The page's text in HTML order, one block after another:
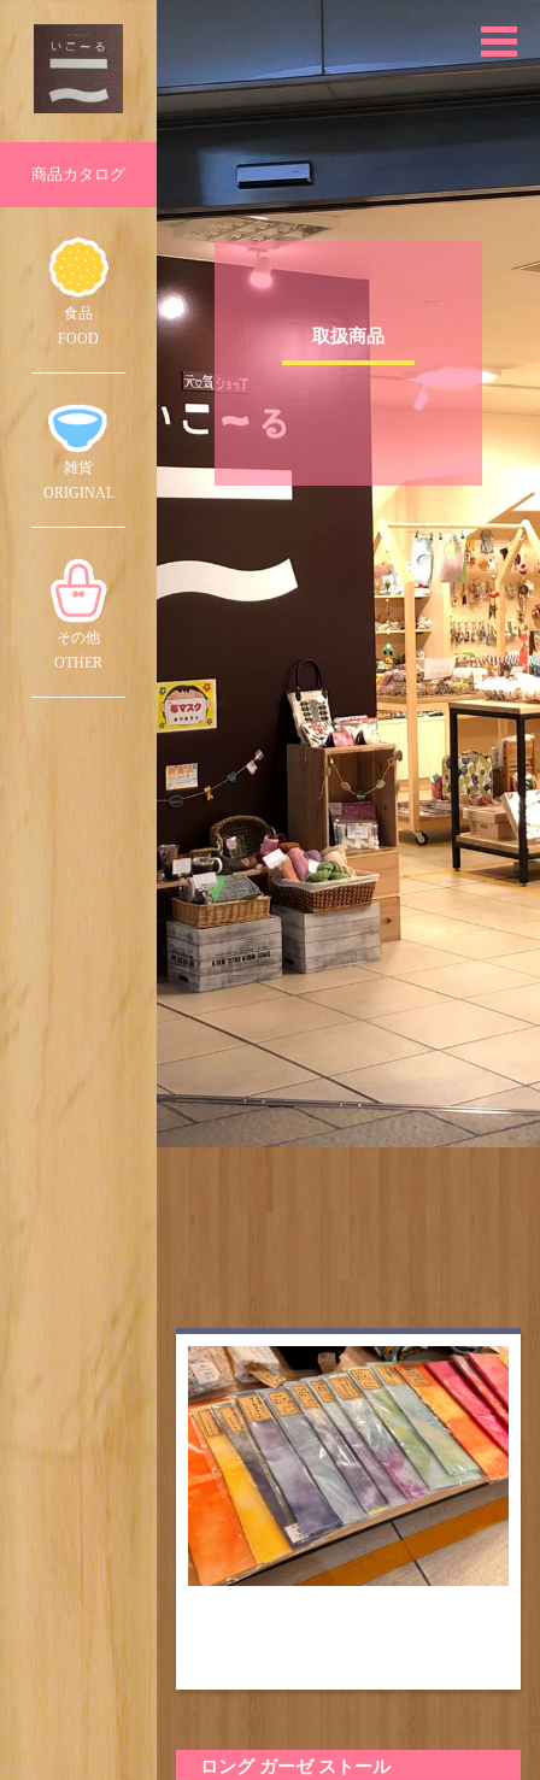
商品 カタログ
食品
FOOD
雑貨
ORIGINAL
その他
OTHER
取扱商品
ロング ガーゼ ストール